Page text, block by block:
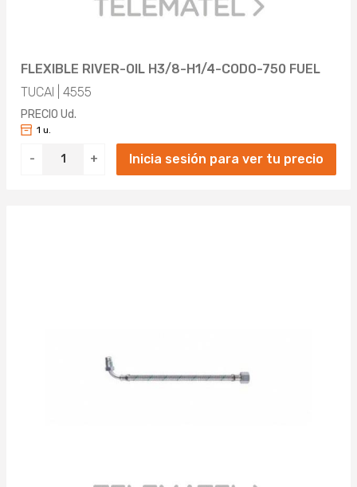
FLEXIBLE RIVER-OIL H3/8-H1/4-CODO-750 FUEL
TUCAI | 4555
PRECIO Ud.
- +
1 u.
Inicia sesión para ver tu precio